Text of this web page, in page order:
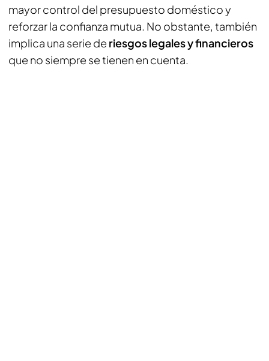
mayor control del presupuesto doméstico y
reforzar la confianza mutua. No obstante, también
implica una serie de riesgos legales y financieros
que no siempre se tienen en cuenta.